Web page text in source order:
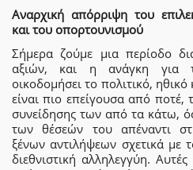
Αναρχική απόρριψη του
και του οπορτουνισμού
Σήμερα ζούμε μια περίοδο
αξιών, και η ανάγκη για
οικοδομήσει το πολιτικό, ηθικό
είναι πιο επείγουσα από
συνείδησης των από τα κάτω,
των θέσεών του απέναντι
ξένων αντιλήψεων σχετικά με
διεθνιστική αλληλεγγύη.